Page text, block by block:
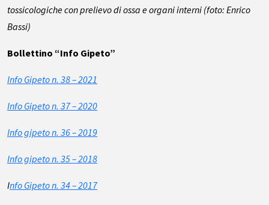
tossicologiche con prelievo di ossa e organi interni (foto: Enrico
Bassi)
Bollettino “Info Gipeto”
Info Gipeto n. 38 – 2021
Info Gipeto n. 37 – 2020
Info gipeto n. 36 – 2019
Info gipeto n. 35 – 2018
Info Gipeto n. 34 – 2017